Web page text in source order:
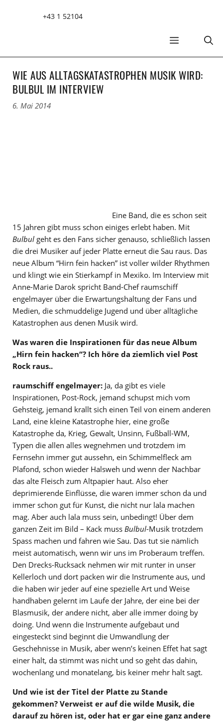
+43 1 52104
MENÜ
WIE AUS ALLTAGSKATASTROPHEN MUSIK WIRD:
BULBUL IM INTERVIEW
6. Mai 2014
Eine Band, die es schon seit
15 Jahren gibt muss schon einiges erlebt haben. Mit
Bulbul geht es den Fans sicher genauso, schließlich lassen
die drei Musiker auf jeder Platte erneut die Sau raus. Das
neue Album “Hirn fein hacken” ist voller wilder Rhythmen
und klingt wie ein Stierkampf in Mexiko. Im Interview mit
Anne-Marie Darok spricht Band-Chef raumschiff
engelmayer über die Erwartungshaltung der Fans und
Medien, die schmuddelige Jugend und über alltägliche
Katastrophen aus denen Musik wird.
Was waren die Inspirationen für das neue Album
„Hirn fein hacken“? Ich höre da ziemlich viel Post
Rock raus..
raumschiff engelmayer: Ja, da gibt es viele
Inspirationen, Post-Rock, jemand schupst mich vom
Gehsteig, jemand krallt sich einen Teil von einem anderen
Land, eine kleine Katastrophe hier, eine große
Katastrophe da, Krieg, Gewalt, Unsinn, Fußball-WM,
Typen die allen alles wegnehmen und trotzdem im
Fernsehn immer gut aussehn, ein Schimmelfleck am
Plafond, schon wieder Halsweh und wenn der Nachbar
das alte Fleisch zum Altpapier haut. Also eher
deprimierende Einflüsse, die waren immer schon da und
immer schon gut für Kunst, die nicht nur lala machen
mag. Aber auch lala muss sein, unbedingt! Über dem
ganzen Zeit im Bild – Kack muss Bulbul-Musik trotzdem
Spass machen und fahren wie Sau. Das tut sie nämlich
meist automatisch, wenn wir uns im Proberaum treffen.
Den Drecks-Rucksack nehmen wir mit runter in unser
Kellerloch und dort packen wir die Instrumente aus, und
die haben wir jeder auf eine spezielle Art und Weise
handhaben gelernt im Laufe der Jahre, der eine bei der
Blasmusik, der andere nicht, aber alle immer doing by
doing. Und wenn die Instrumente aufgebaut und
eingesteckt sind beginnt die Umwandlung der
Geschehnisse in Musik, aber wenn’s keinen Effet hat sagt
einer halt, da stimmt was nicht und so geht das dahin,
wochenlang und monatelang, bis keiner mehr halt sagt.
Und wie ist der Titel der Platte zu Stande
gekommen? Verweist er auf die wilde Musik, die
darauf zu hören ist, oder hat er gar eine ganz andere